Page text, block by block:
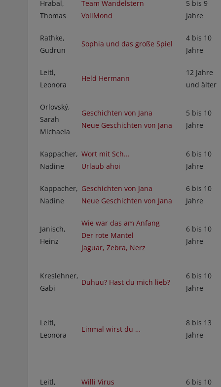
Hrabal,
Thomas
Team Wandelstern
VollMond
5 bis 9
Jahre
Rathke,
Gudrun
Sophia und das große Spiel
4 bis 10
Jahre
Leitl,
Leonora
Held Hermann
12 Jahre
und älter
Orlovský,
Sarah
Michaela
Geschichten von Jana
Neue Geschichten von Jana
5 bis 10
Jahre
Kappacher,
Nadine
Wort mit Sch...
Urlaub ahoi
6 bis 10
Jahre
Kappacher,
Nadine
Geschichten von Jana
Neue Geschichten von Jana
6 bis 10
Jahre
Janisch,
Heinz
Wie war das am Anfang
Der rote Mantel
Jaguar, Zebra, Nerz
6 bis 10
Jahre
Kreslehner,
Gabi
Duhuu? Hast du mich lieb?
6 bis 10
Jahre
Leitl,
Leonora
Einmal wirst du …
8 bis 13
Jahre
Leitl,
Willi Virus
6 bis 10